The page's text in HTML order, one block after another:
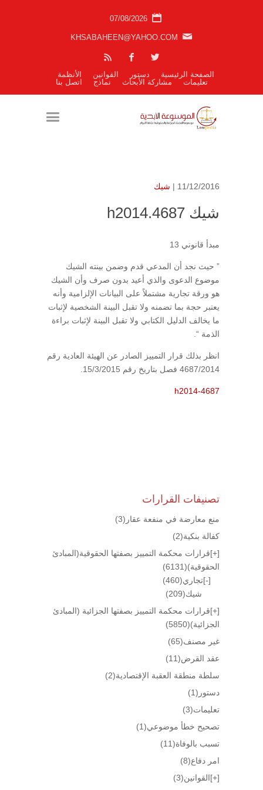
07/08/2026
KHSABAHEEN@YAHOO.COM
الصفحة الرئيسية دستور القوانين
الأنظمة
تعليمات
مشاركة الأبحاث نماذج اتصل بنا
11/12/2016 | شيك
شيك h2014.4687
مبدأ قانوني 13
” حيث نجد أن المدعي قدم وضمن بينته الشيك
موضوع الدعوى والذي أعيد بدون صرف وأن الشيك
هو ورقة تجارية مشتملاً على البيانات الإلزامية وأنه
يعتبر حجة بما تضمنه ولا تقبل البينة الشخصية لإثبات
ما يخالف الدليل الكتابي ولا تقبل البينة لإثبات براءة
الذمة “.
انظر بذلك قرار التمييز الصادر عن الهيئة العادية رقم
4687/2014 فصل بتاريخ رقم 15/3/2015.
h2014-4687
تصنيفات القرارات
منع معارضة في منفعة عقار (3)
كفالة بنكية(2)
[+]قرارات محكمة التمييز بصفتها الحقوقية(المبادئ
الحقوقية)(6131)
[-]تجاري(460)
شيك(209)
[+]قرارات محكمة التمييز بصفتها الجزائية (المبادئ
الجزائية)(5850)
غير مصنف(65)
عقد القرض(11)
سلطة منطقة العقبة الإقتصادية(2)
دستور (1)
تعليمات(3)
تصحيح خطأ موضوعي(1)
تسبب بالوفاة(11)
امر دفاع(8)
[+]القوانين(3)